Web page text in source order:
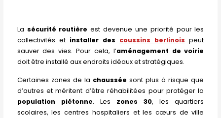
La sécurité routière est devenue une priorité pour les
collectivités et installer des coussins berlinois peut
sauver des vies. Pour cela, l’aménagement de voirie
doit être installé aux endroits idéaux et stratégiques.
Certaines zones de la chaussée sont plus à risque que
d’autres et méritent d’être réhabilitées pour protéger la
population piétonne. Les zones 30, les quartiers
scolaires, les centres hospitaliers et les cœurs de ville